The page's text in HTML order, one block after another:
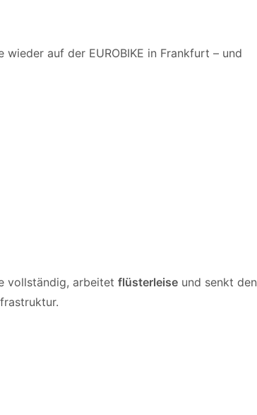
auf der EUROBIKE in Frankfurt – und
vollständig, arbeitet flüsterleise und senkt den